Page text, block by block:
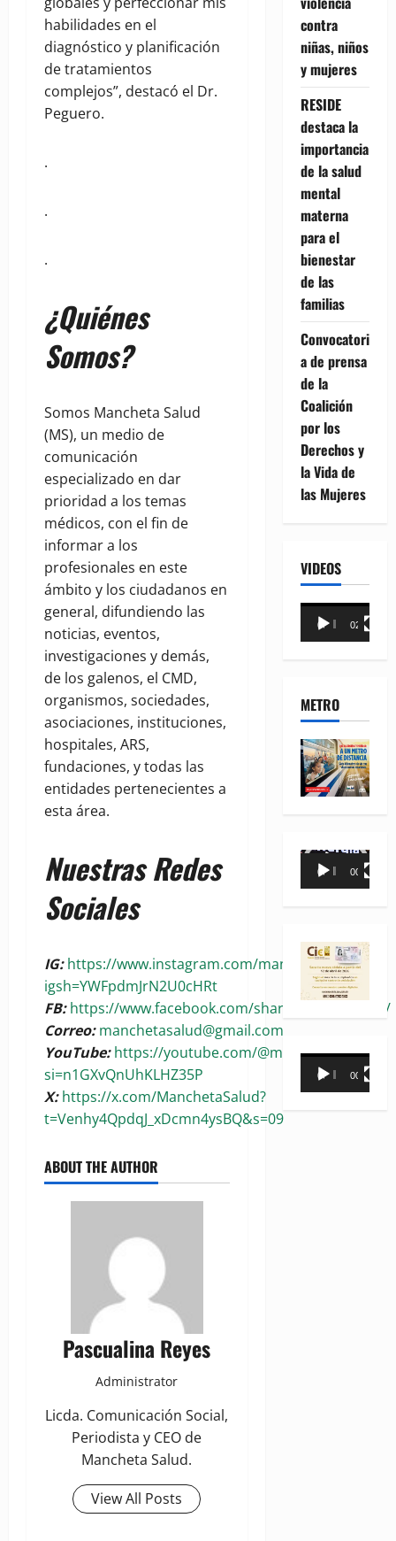
habilidades en el
diagnóstico y planificación
de tratamientos
complejos”, destacó el Dr.
Peguero.
.
.
.
¿Quiénes
Somos?
Somos Mancheta Salud
(MS), un medio de
comunicación
especializado en dar
prioridad a los temas
médicos, con el fin de
informar a los
profesionales en este
ámbito y los ciudadanos en
general, difundiendo las
noticias, eventos,
investigaciones y demás,
de los galenos, el CMD,
organismos, sociedades,
asociaciones, instituciones,
hospitales, ARS,
fundaciones, y todas las
entidades pertenecientes a
esta área.
Nuestras Redes
Sociales
IG:https://www.instagram.com/manchetasalud?
igsh=YWFpdmJrN2U0cHRt
FB:https://www.facebook.com/share/1BoaKRywuG/
Correo:manchetasalud@gmail.com
YouTube: https://youtube.com/@manchetasalud?
si=n1GXvQnUhKLHZ35P
X:https://x.com/ManchetaSalud?
t=Venhy4QpdqJ_xDcmn4ysBQ&s=09
ABOUT THE AUTHOR
Pascualina Reyes
Administrator
Licda. Comunicación Social,
Periodista y CEO de
Mancheta Salud.
View All Posts
contra
niñas, niños
y mujeres
RESIDE
destaca la
importancia
de la salud
mental
materna
para el
bienestar
de las
familias
Convocatori
a de prensa
de la
Coalición
por los
Derechos y
la Vida de
las Mujeres
VIDEOS
Reproductor
00:00 02:18
METRO
Reproductor
00:00 00:35
Reproductor
00:00 00:31